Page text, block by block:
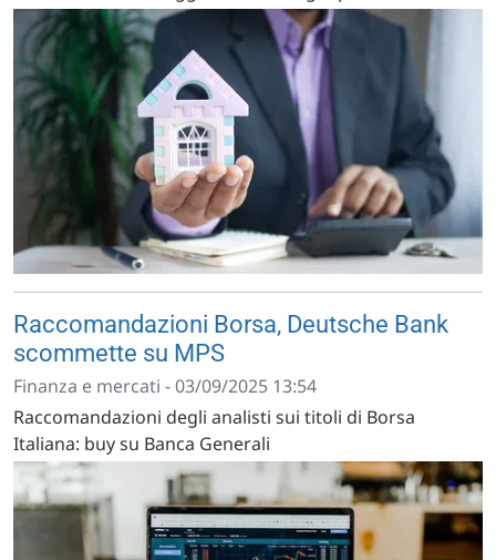
Raccomandazioni Borsa, Deutsche Bank
scommette su MPS
Finanza e mercati - 03/09/2025 13:54
Raccomandazioni degli analisti sui titoli di Borsa
Italiana: buy su Banca Generali